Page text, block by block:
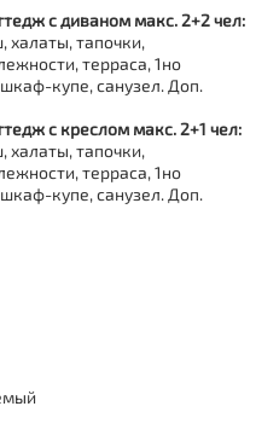
с диваном макс. 2+2 чел:
халаты, тапочки,
терраса, 1но
купе, санузел. Доп.
с креслом макс. 2+1 чел:
халаты, тапочки,
терраса, 1но
купе, санузел. Доп.